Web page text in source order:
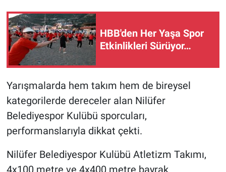
HBB'den Her Yaşa Spor
Etkinlikleri Sürüyor…
Yarışmalarda hem takım hem de bireysel
kategorilerde dereceler alan Nilüfer
Belediyespor Kulübü sporcuları,
performanslarıyla dikkat çekti.
Nilüfer Belediyespor Kulübü Atletizm Takımı,
4x100 metre ve 4x400 metre bayrak